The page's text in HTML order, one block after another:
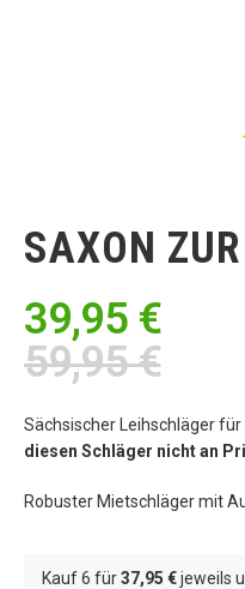
Bildgalerie
springen
SAXON
39,95 €
59,95 €
Sächsischer Leihschläger für
diesen Schläger nicht an
Robuster Mietschläger mit
Kauf 6 für37,95 €jeweils